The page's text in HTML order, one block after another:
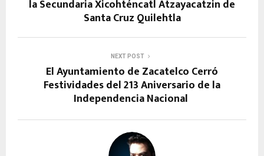
la Secundaria Xicohténcatl Atzayacatzin de
Santa Cruz Quilehtla
NEXT POST
El Ayuntamiento de Zacatelco Cerró
Festividades del 213 Aniversario de la
Independencia Nacional